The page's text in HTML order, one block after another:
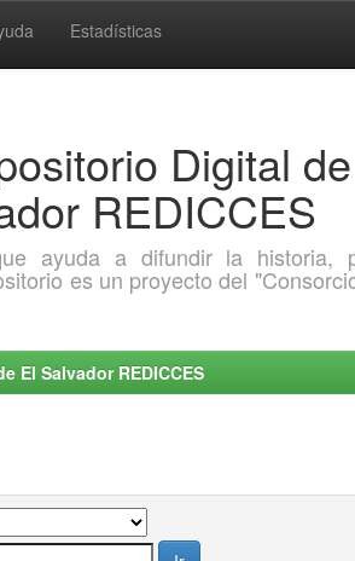
Estadísticas
Digital
REDICCES
ayuda a difundir la historia,
es un proyecto del
El Salvador REDICCES